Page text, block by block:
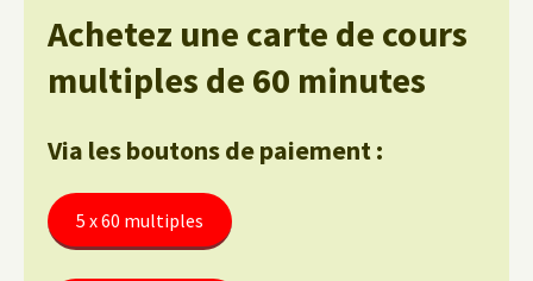
Achetez une carte de cours
multiples de 60 minutes
Via les boutons de paiement :
5 x 60 multiples